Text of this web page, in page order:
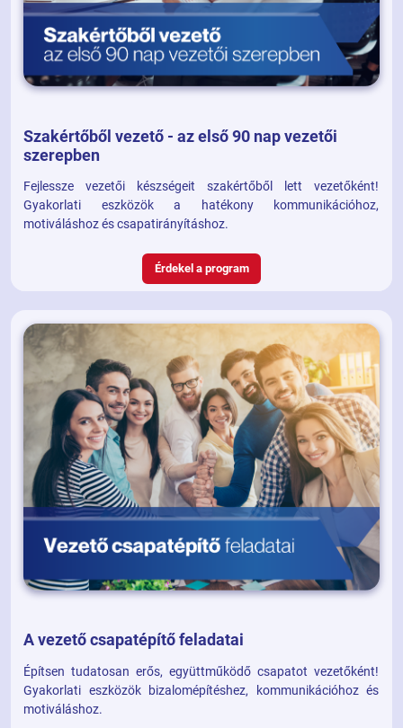
Szakértőből vezető - az első 90 nap vezetői
szerepben
Fejlessze vezetői készségeit szakértőből lett vezetőként!
Gyakorlati eszközök a hatékony kommunikációhoz,
motiváláshoz és csapatirányításhoz.
Érdekel a program
A vezető csapatépítő feladatai
Építsen tudatosan erős, együttműködő csapatot vezetőként!
Gyakorlati eszközök bizalomépítéshez, kommunikációhoz és
motiváláshoz.